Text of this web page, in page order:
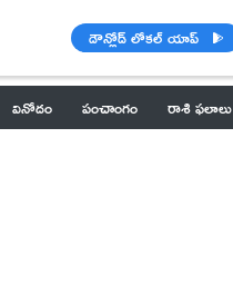
డౌన్లోడ్ లోకల్ యాప్
వినోదం పంచాంగం రాశి ఫలాలు